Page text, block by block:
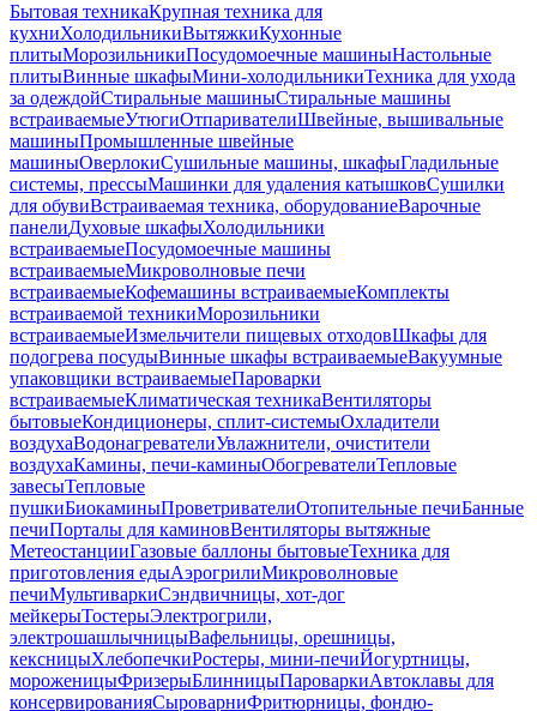
Бытовая техникаКрупная техника для
кухниХолодильникиВытяжкиКухонные
плитыМорозильникиПосудомоечные машиныНастольные
плитыВинные шкафыМини-холодильникиТехника для ухода
за одеждойСтиральные машиныСтиральные машины
встраиваемыеУтюгиОтпаривателиШвейные, вышивальные
машиныПромышленные швейные
машиныОверлокиСушильные машины, шкафыГладильные
системы, прессыМашинки для удаления катышковСушилки
для обувиВстраиваемая техника, оборудованиеВарочные
панелиДуховые шкафыХолодильники
встраиваемыеПосудомоечные машины
встраиваемыеМикроволновые печи
встраиваемыеКофемашины встраиваемыеКомплекты
встраиваемой техникиМорозильники
встраиваемыеИзмельчители пищевых отходовШкафы для
подогрева посудыВинные шкафы встраиваемыеВакуумные
упаковщики встраиваемыеПароварки
встраиваемыеКлиматическая техникаВентиляторы
бытовыеКондиционеры, сплит-системыОхладители
воздухаВодонагревателиУвлажнители, очистители
воздухаКамины, печи-каминыОбогревателиТепловые
завесыТепловые
пушкиБиокаминыПроветривателиОтопительные печиБанные
печиПорталы для каминовВентиляторы вытяжные
МетеостанцииГазовые баллоны бытовыеТехника для
приготовления едыАэрогрилиМикроволновые
печиМультиваркиСэндвичницы, хот-дог
мейкерыТостерыЭлектрогрили,
электрошашлычницыВафельницы, орешницы,
кексницыХлебопечкиРостеры, мини-печиЙогуртницы,
мороженицыФризерыБлинницыПароваркиАвтоклавы для
консервированияСыроварниФритюрницы, фондю-